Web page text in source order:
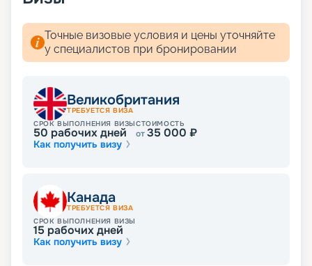
посещения офиса. Мы собрали всю
маршруты круизов на 2026 - 2027 г.,
характеристики и схему теплохода, планы палуб,
описание кают, фото интерьеров, цены на
увлекательное путешествие!
Точные визовые условия и цены уточняйте
у специалистов при бронировании
Великобритания
ТРЕБУЕТСЯ ВИЗА
СРОК ВЫПОЛНЕНИЯ ВИЗЫ
50 рабочих дней
СТОИМОСТЬ
от35 000 ₽
Как получить визу
Канада
ТРЕБУЕТСЯ ВИЗА
СРОК ВЫПОЛНЕНИЯ ВИЗЫ
15 рабочих дней
Как получить визу